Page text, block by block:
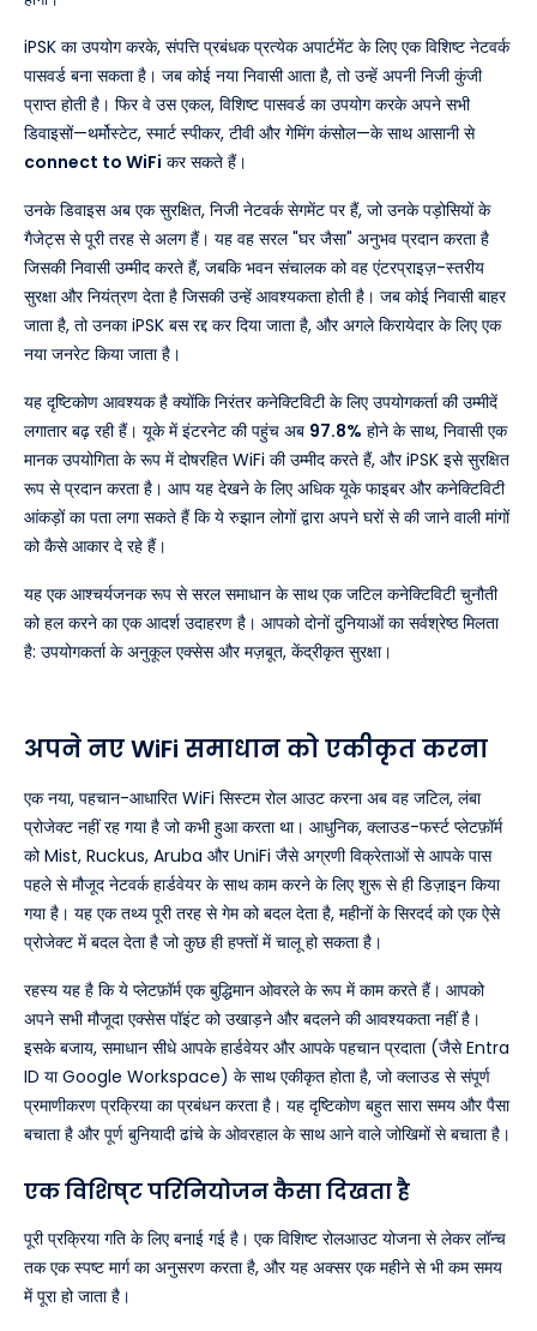
iPSK का उपयोग करके, संपत्ति प्रबंधक प्रत्येक अपार्टमेंट के लिए एक विशिष्ट नेटवर्क
पासवर्ड बना सकता है। जब कोई नया निवासी आता है, तो उन्हें अपनी निजी कुंजी
प्राप्त होती है। फिर वे उस एकल, विशिष्ट पासवर्ड का उपयोग करके अपने सभी
डिवाइसों—थर्मोस्टेट, स्मार्ट स्पीकर, टीवी और गेमिंग कंसोल—के साथ आसानी से
connect to WiFi कर सकते हैं।
उनके डिवाइस अब एक सुरक्षित, निजी नेटवर्क सेगमेंट पर हैं, जो उनके पड़ोसियों के
गैजेट्स से पूरी तरह से अलग हैं। यह वह सरल "घर जैसा" अनुभव प्रदान करता है
जिसकी निवासी उम्मीद करते हैं, जबकि भवन संचालक को वह एंटरप्राइज़-स्तरीय
सुरक्षा और नियंत्रण देता है जिसकी उन्हें आवश्यकता होती है। जब कोई निवासी बाहर
जाता है, तो उनका iPSK बस रद्द कर दिया जाता है, और अगले किरायेदार के लिए एक
नया जनरेट किया जाता है।
यह दृष्टिकोण आवश्यक है क्योंकि निरंतर कनेक्टिविटी के लिए उपयोगकर्ता की उम्मीदें
लगातार बढ़ रही हैं। यूके में इंटरनेट की पहुंच अब 97.8% होने के साथ, निवासी एक
मानक उपयोगिता के रूप में दोषरहित WiFi की उम्मीद करते हैं, और iPSK इसे सुरक्षित
रूप से प्रदान करता है। आप यह देखने के लिए अधिक यूके फाइबर और कनेक्टिविटी
आंकड़ों का पता लगा सकते हैं कि ये रुझान लोगों द्वारा अपने घरों से की जाने वाली मांगों
को कैसे आकार दे रहे हैं।
यह एक आश्चर्यजनक रूप से सरल समाधान के साथ एक जटिल कनेक्टिविटी चुनौती
को हल करने का एक आदर्श उदाहरण है। आपको दोनों दुनियाओं का सर्वश्रेष्ठ मिलता
है: उपयोगकर्ता के अनुकूल एक्सेस और मज़बूत, केंद्रीकृत सुरक्षा।
अपने नए WiFi समाधान को एकीकृत करना
एक नया, पहचान-आधारित WiFi सिस्टम रोल आउट करना अब वह जटिल, लंबा
प्रोजेक्ट नहीं रह गया है जो कभी हुआ करता था। आधुनिक, क्लाउड-फर्स्ट प्लेटफ़ॉर्म
को Mist, Ruckus, Aruba और UniFi जैसे अग्रणी विक्रेताओं से आपके पास
पहले से मौजूद नेटवर्क हार्डवेयर के साथ काम करने के लिए शुरू से ही डिज़ाइन किया
गया है। यह एक तथ्य पूरी तरह से गेम को बदल देता है, महीनों के सिरदर्द को एक ऐसे
प्रोजेक्ट में बदल देता है जो कुछ ही हफ्तों में चालू हो सकता है।
रहस्य यह है कि ये प्लेटफ़ॉर्म एक बुद्धिमान ओवरले के रूप में काम करते हैं। आपको
अपने सभी मौजूदा एक्सेस पॉइंट को उखाड़ने और बदलने की आवश्यकता नहीं है।
इसके बजाय, समाधान सीधे आपके हार्डवेयर और आपके पहचान प्रदाता (जैसे Entra
ID या Google Workspace) के साथ एकीकृत होता है, जो क्लाउड से संपूर्ण
प्रमाणीकरण प्रक्रिया का प्रबंधन करता है। यह दृष्टिकोण बहुत सारा समय और पैसा
बचाता है और पूर्ण बुनियादी ढांचे के ओवरहाल के साथ आने वाले जोखिमों से बचाता है।
एक विशिष्ट परिनियोजन कैसा दिखता है
पूरी प्रक्रिया गति के लिए बनाई गई है। एक विशिष्ट रोलआउट योजना से लेकर लॉन्च
तक एक स्पष्ट मार्ग का अनुसरण करता है, और यह अक्सर एक महीने से भी कम समय
में पूरा हो जाता है।